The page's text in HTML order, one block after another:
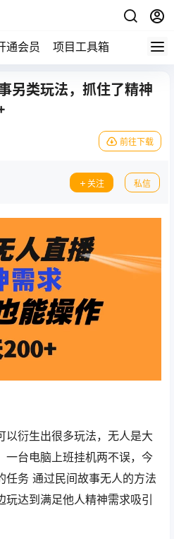
通会员 项目工具箱
另类玩法，抓住了精神
前往下载
关注 私信
以衍生出很多玩法， 无人是大
一台电脑上班挂机两不误， 今
任务 通过民间故事无人的方法
玩达到满足他人精神需求吸引